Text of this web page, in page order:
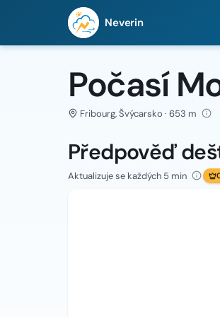
Neverin
Počasí
Fribourg, Švýcarsko · 653 m
Předpověď
Aktualizuje se každých 5 min